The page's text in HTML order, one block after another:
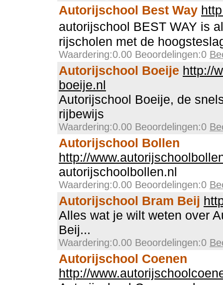
Autorijschool Best Way
autorijschool BEST WAY is
rijscholen met de
Waardering:0.00 Beoordelingen:0
Autorijschool Boeije http://
boeije.nl
Autorijschool Boeije, de
rijbewijs
Waardering:0.00 Beoordelingen:0
Autorijschool Bollen
http://
autorijschoolbollen.nl
Waardering:0.00 Beoordelingen:0
Autorijschool Bram Beij
Alles wat je wilt weten over
Beij...
Waardering:0.00 Beoordelingen:0
Autorijschool Coenen
http://